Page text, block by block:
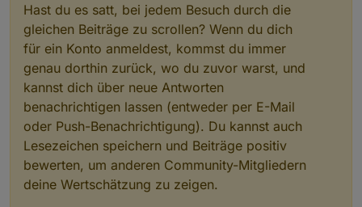
Hast du es satt, bei jedem Besuch durch die
gleichen Beiträge zu scrollen? Wenn du dich
für ein Konto anmeldest, kommst du immer
genau dorthin zurück, wo du zuvor warst, und
kannst dich über neue Antworten
benachrichtigen lassen (entweder per E-Mail
oder Push-Benachrichtigung). Du kannst auch
Lesezeichen speichern und Beiträge positiv
bewerten, um anderen Community-Mitgliedern
deine Wertschätzung zu zeigen.